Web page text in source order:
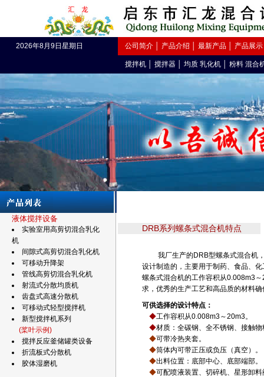
2026年8月9日星期日 公司简介 产品介绍 最新产品 产品展示
搅拌机 搅拌器 均质 乳化机 粉料 混合
液体搅拌设备
实验室用高剪切混合乳化
机
间隙式高剪切混合乳化机
可移动升降架
管线高剪切混合乳化机
射流式分散均质机
齿盘式高速分散机
可移动式轻型搅拌机
新型搅拌机系列
(桨叶示例)
搅拌反应釜储罐类设备
折流板式分散机
胶体湿磨机
DRB系列螺条式混合机特点
我厂生产的DRB型螺条式混合机，
设计制造的，主要用于制药、食品、
螺条式混合机的工作容积从0.008m3
求，优秀的生产工艺和高品质的材料
可供选择的设计特点 ：
◆工作容积从0.008m3～20m3。
◆材质：全碳钢、全不锈钢、接触
◆可带冷热夹套。
◆筒体内可带正压或负压（真空）。
◆出料位置：底部中心、底部端部。
◆可配喷液装置、切碎机、星形卸